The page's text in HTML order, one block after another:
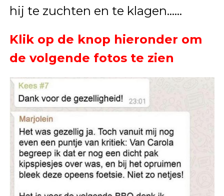
hij te zuchten en te klagen……
Klik op de knop hieronder om
de volgende fotos te zien